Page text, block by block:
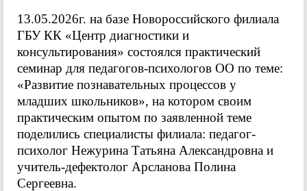
13.05.2026г. на базе Новороссийского филиала
ГБУ КК «Центр диагностики и
консультирования» состоялся практический
семинар для педагогов-психологов ОО по теме:
«Развитие познавательных процессов у
младших школьников», на котором своим
практическим опытом по заявленной теме
поделились специалисты филиала: педагог-
психолог Нежурина Татьяна Александровна и
учитель-дефектолог Арсланова Полина
Сергеевна.